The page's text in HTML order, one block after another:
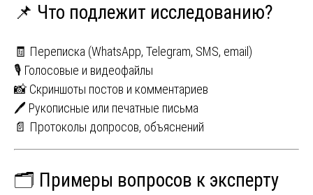
📌 Что подлежит исследованию?
🧾 Переписка (WhatsApp, Telegram, SMS, email)
🎙️ Голосовые и видеофайлы
📸 Скриншоты постов и комментариев
🖊️ Рукописные или печатные письма
📄 Протоколы допросов, объяснений
🗂 Примеры вопросов к эксперту